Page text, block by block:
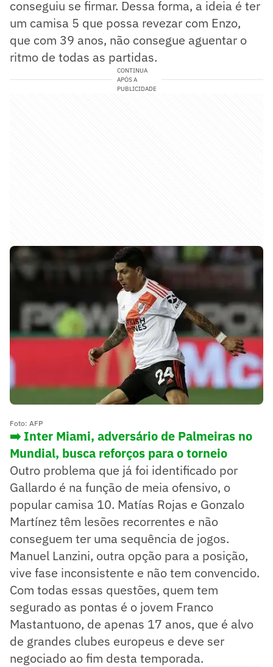
conseguiu se firmar. Dessa forma, a ideia é ter
um camisa 5 que possa revezar com Enzo,
que com 39 anos, não consegue aguentar o
ritmo de todas as partidas.
CONTINUA
APÓS A
PUBLICIDADE
Foto: AFP
➡️ Inter Miami, adversário de Palmeiras no
Mundial, busca reforços para o torneio
Outro problema que já foi identificado por
Gallardo é na função de meia ofensivo, o
popular camisa 10. Matías Rojas e Gonzalo
Martínez têm lesões recorrentes e não
conseguem ter uma sequência de jogos.
Manuel Lanzini, outra opção para a posição,
vive fase inconsistente e não tem convencido.
Com todas essas questões, quem tem
segurado as pontas é o jovem Franco
Mastantuono, de apenas 17 anos, que é alvo
de grandes clubes europeus e deve ser
negociado ao fim desta temporada.